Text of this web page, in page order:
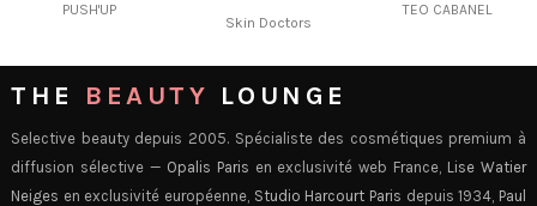
PUSH'UP
Skin Doctors
TEO CABANEL
THE BEAUTY LOUNGE
Selective beauty depuis 2005. Spécialiste des cosmétiques premium à
diffusion sélective — Opalis Paris en exclusivité web France, Lise Watier
Neiges en exclusivité européenne, Studio Harcourt Paris depuis 1934, Paul